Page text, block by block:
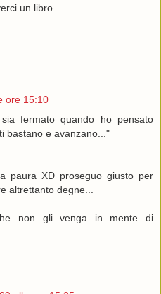
un libro...
ore 15:10
fermato quando ho pensato
bastano e avanzano..."
paura XD proseguo giusto per
altrettanto degne...
non gli venga in mente di